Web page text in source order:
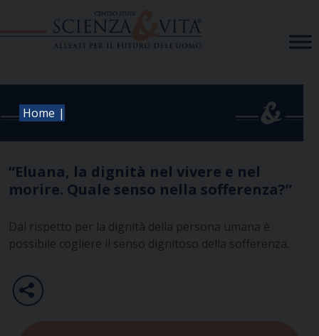
Home |
“Eluana, la dignità nel vivere e nel
morire. Quale senso nella sofferenza?”
Dal rispetto per la dignità della persona umana è
possibile cogliere il senso dignitoso della sofferenza.